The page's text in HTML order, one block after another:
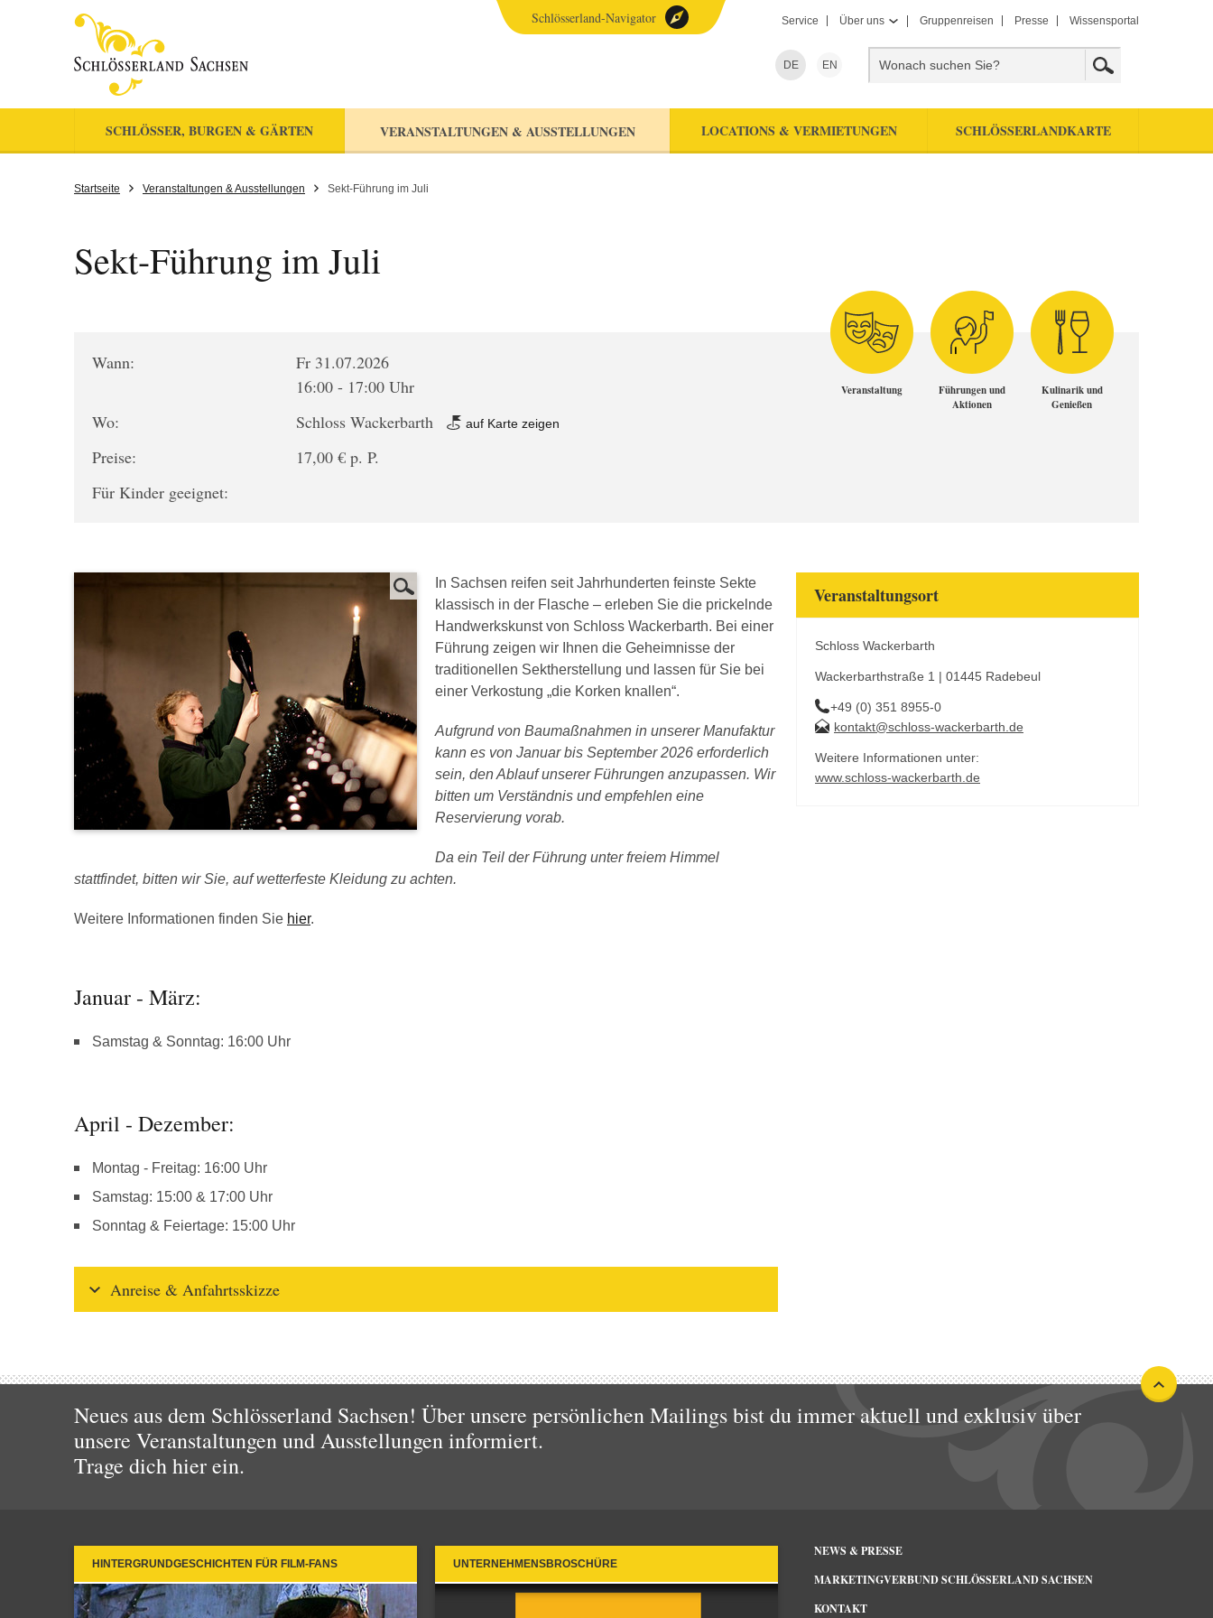
Service Über uns Gruppenreisen Presse Wissensportal
DE EN
SCHLÖSSER, BURGEN & GÄRTEN VERANSTALTUNGEN & AUSSTELLUNGEN LOCATIONS & VERMIETUNGEN SCHLÖSSERLANDKARTE
Schlösserland-Navigator
Startseite Veranstaltungen & Ausstellungen Sekt-Führung im Juli
Sekt-Führung im Juli
Wann:
Fr 31.07.2026
16:00 - 17:00 Uhr
Wo:
Schloss Wackerbarth auf Karte zeigen
Preise:
17,00 € p. P.
Für Kinder geeignet:
Veranstaltung
Führungen und
Aktionen
Kulinarik und
Genießen
In Sachsen reifen seit Jahrhunderten feinste Sekte
klassisch in der Flasche – erleben Sie die prickelnde
Handwerkskunst von Schloss Wackerbarth. Bei einer
Führung zeigen wir Ihnen die Geheimnisse der
traditionellen Sektherstellung und lassen für Sie bei
einer Verkostung „die Korken knallen“.
Aufgrund von Baumaßnahmen in unserer Manufaktur
kann es von Januar bis September 2026 erforderlich
sein, den Ablauf unserer Führungen anzupassen. Wir
bitten um Verständnis und empfehlen eine
Reservierung vorab.
Da ein Teil der Führung unter freiem Himmel
stattfindet, bitten wir Sie, auf wetterfeste Kleidung zu achten.
Weitere Informationen finden Sie hier.
Januar - März:
Samstag & Sonntag: 16:00 Uhr
April - Dezember:
Montag - Freitag: 16:00 Uhr
Samstag: 15:00 & 17:00 Uhr
Sonntag & Feiertage: 15:00 Uhr
Anreise & Anfahrtsskizze
Veranstaltungsort
Schloss Wackerbarth
Wackerbarthstraße 1 | 01445 Radebeul
+49 (0) 351 8955-0
kontakt@schloss-wackerbarth.de
Weitere Informationen unter:
www.schloss-wackerbarth.de
Neues aus dem Schlösserland Sachsen! Über unsere persönlichen Mailings bist du immer aktuell und exklusiv über
unsere Veranstaltungen und Ausstellungen informiert.
Trage dich hier ein.
HINTERGRUNDGESCHICHTEN FÜR FILM-FANS UNTERNEHMENSBROSCHÜRE
NEWS & PRESSE
MARKETINGVERBUND SCHLÖSSERLAND SACHSEN
KONTAKT